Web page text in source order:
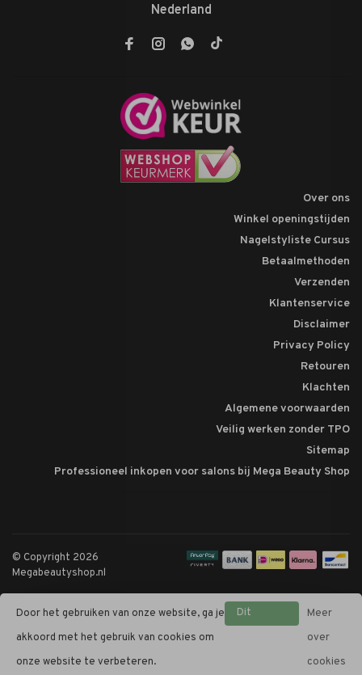
Nederland
Over ons
Winkel openingstijden
Nagelstyliste Cursus
Betaalmethoden
Verzenden
Klantenservice
Disclaimer
Privacy Policy
Retouren
Klachten
Algemene voorwaarden
Veilig werken zonder TPO
Sitemap
Professioneel inkopen voor salons bij Mega Beauty Shop
© Copyright 2026
Megabeautyshop.nl
Door het gebruiken van onze website, ga je
akkoord met het gebruik van cookies om
onze website te verbeteren.
Dit
Meer
over
cookies